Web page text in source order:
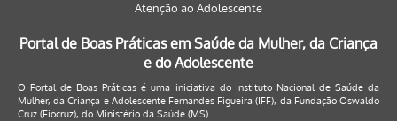
Atenção ao Adolescente
Portal de Boas Práticas em Saúde da Mulher, da Criança
e do Adolescente
O Portal de Boas Práticas é uma iniciativa do Instituto Nacional de Saúde da
Mulher, da Criança e Adolescente Fernandes Figueira (IFF), da Fundação Oswaldo
Cruz (Fiocruz), do Ministério da Saúde (MS).